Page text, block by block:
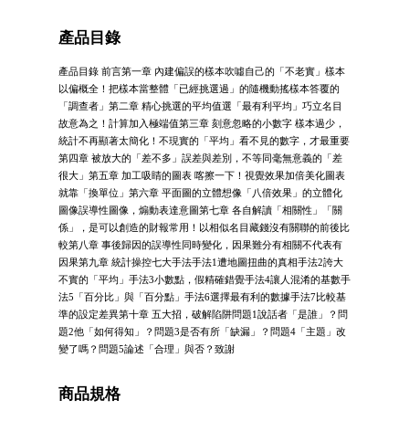
產品目錄
產品目錄 前言第一章 內建偏誤的樣本吹噓自己的「不老實」樣本
以偏概全！把樣本當整體「已經挑選過」的隨機動搖樣本答覆的
「調查者」第二章 精心挑選的平均值選「最有利平均」巧立名目
故意為之！計算加入極端值第三章 刻意忽略的小數字 樣本過少，
統計不再顯著太簡化！不現實的「平均」看不見的數字，才最重要
第四章 被放大的「差不多」誤差與差別，不等同毫無意義的「差
很大」第五章 加工吸睛的圖表 喀擦一下！視覺效果加倍美化圖表
就靠「換單位」第六章 平面圖的立體想像「八倍效果」的立體化
圖像誤導性圖像，煽動表達意圖第七章 各自解讀「相關性」「關
係」，是可以創造的財報常用！以相似名目藏錢沒有關聯的前後比
較第八章 事後歸因的誤導性同時變化，因果難分有相關不代表有
因果第九章 統計操控七大手法手法1遭地圖扭曲的真相手法2誇大
不實的「平均」手法3小數點，假精確錯覺手法4讓人混淆的基數手
法5「百分比」與「百分點」手法6選擇最有利的數據手法7比較基
準的設定差異第十章 五大招，破解陷阱問題1說話者「是誰」？問
題2他「如何得知」？問題3是否有所「缺漏」？問題4「主題」改
變了嗎？問題5論述「合理」與否？致謝
商品規格